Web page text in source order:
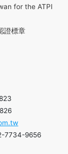
for the ATPI
證標章
7734-9656